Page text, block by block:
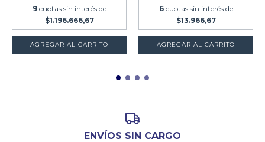
9 cuotas sin interés de
$1.196.666,67
6 cuotas sin interés de
$13.966,67
AGREGAR AL CARRITO
ENVÍOS SIN CARGO